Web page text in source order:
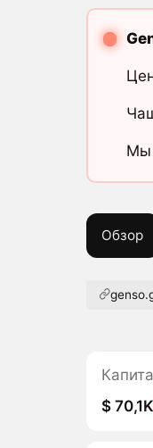
Мы
Обзор
$ 70,1K